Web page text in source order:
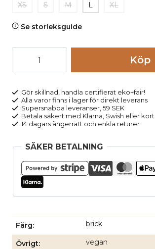
XS S M L XL
Se storleksguide
tegelröd
mängd
Köp
Gör skillnad, handla certifierat eko+fair!
Alla varor finns i lager för direkt leverans
Supersnabba leveranser, 59 SEK
Betala säkert med Klarna, Swish eller kort
14 dagars ångerrätt och enkla returer
SÄKER BETALNING
Färg brick
Övrigt vegan